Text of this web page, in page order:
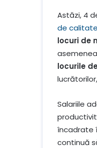
Astăzi, 4
de calitate
locuri de
locurile
Salariile
încadrate
continuă